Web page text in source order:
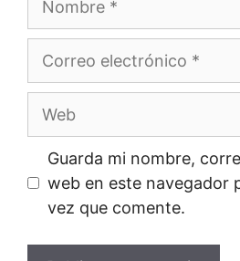
Correo
electrónico
Guarda mi nombre,
web en este navegador
vez que comente.